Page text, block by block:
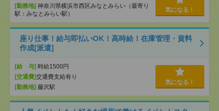
[勤務地] 神奈川県横浜市西区みなとみらい（最寄り
駅：みなとみらい駅）
気になる！
座り仕事！給与即払いOK！高時給！在庫管理・資料
作成[派遣]
[給 与] 時給1500円
[交通費]交通費支給有り
[勤務地] 藤沢駅
気になる！